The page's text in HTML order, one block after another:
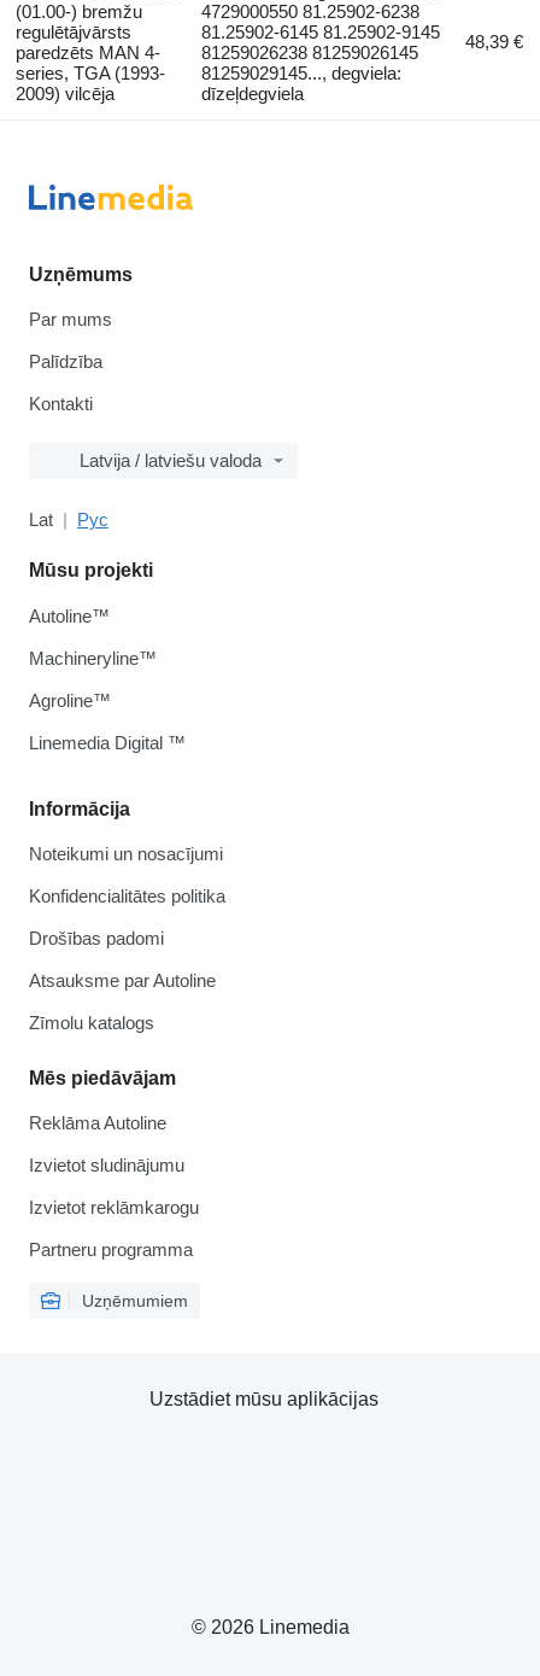
(01.00-) bremžu
regulētājvārsts
paredzēts MAN 4-
series, TGA (1993-
2009) vilcēja
4729000550 81.25902-6238
81.25902-6145 81.25902-9145
81259026238 81259026145
81259029145..., degviela:
dīzeļdegviela
48,39 €
Uzņēmums
Par mums
Palīdzība
Kontakti
Latvija / latviešu valoda
Lat Рус
Informācija
Noteikumi un nosacījumi
Konfidencialitātes politika
Drošības padomi
Atsauksme par Autoline
Zīmolu katalogs
Mēs piedāvājam
Reklāma Autoline
Izvietot sludinājumu
Izvietot reklāmkarogu
Partneru programma
Uzņēmumiem
Mūsu projekti
Autoline™
Machineryline™
Agroline™
Linemedia Digital ™
© 2026 Linemedia
Uzstādiet mūsu aplikācijas